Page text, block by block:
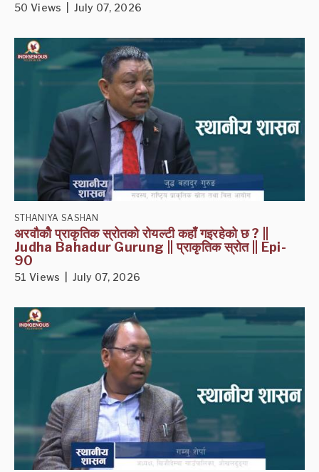
50 Views | July 07, 2026
STHANIYA SASHAN
अरवौकोै प्राकृतिक स्रोतको रोयल्टी कहाँ गइरहेको छ ? ||
Judha Bahadur Gurung || प्राकृतिक स्रोत || Epi-
90
51 Views | July 07, 2026